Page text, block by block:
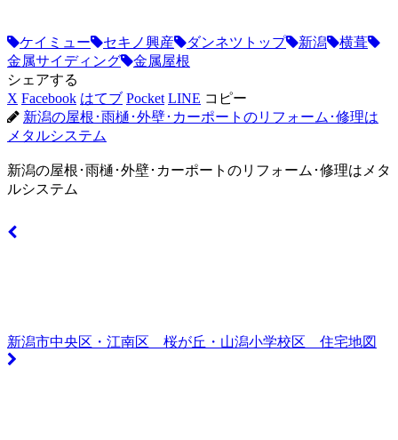
ケイミュー セキノ興産 ダンネツトップ 新潟
横葺
金属サイディング
金属屋根
シェアする
X Facebook はてブ Pocket LINE コピー
新潟の屋根･雨樋･外壁･カーポートのリフォーム･修理は
メタルシステム
新潟の屋根･雨樋･外壁･カーポートのリフォーム･修理はメタ
ルシステム
新潟市中央区・江南区 桜が丘・山潟小学校区 住宅地図